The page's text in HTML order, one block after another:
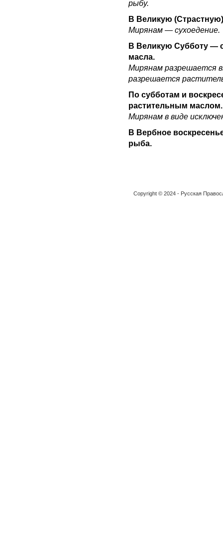
рыбу.
В Великую
Мирянам — сухоедение.
В Великую Субботу —
масла.
Мирянам разрешается
разрешается
По субботам и
растительным маслом.
Мирянам в виде
В Вербное
рыба.
Copyright © 2024 - Русская